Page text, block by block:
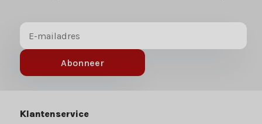
Abonneer
Klantenservice